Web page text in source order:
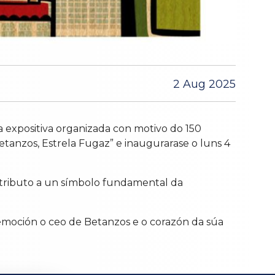
2 Aug 2025
organizada con motivo do 150
Estrela Fugaz” e inaugurarase o luns 4
tributo a un símbolo fundamental da
o ceo de Betanzos e o corazón da súa